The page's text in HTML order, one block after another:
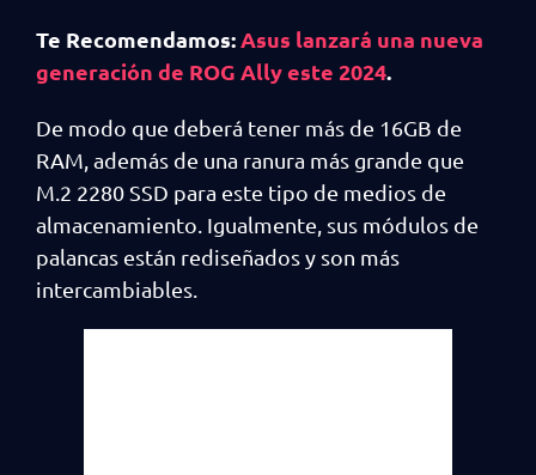
Te Recomendamos:Asus lanzará una nueva
generación de ROG Ally este 2024.
De modo que deberá tener más de 16GB de
RAM, además de una ranura más grande que
M.2 2280 SSD para este tipo de medios de
almacenamiento. Igualmente, sus módulos de
palancas están rediseñados y son más
intercambiables.